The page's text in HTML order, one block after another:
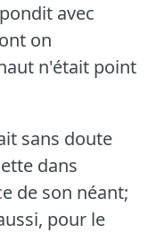
avec
on
n'était point
sans doute
dans
de son néant;
pour le